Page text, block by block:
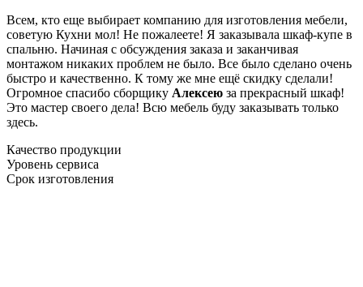
Всем, кто еще выбирает компанию для изготовления мебели,
советую Кухни мол! Не пожалеете! Я заказывала шкаф-купе в
спальню. Начиная с обсуждения заказа и заканчивая
монтажом никаких проблем не было. Все было сделано очень
быстро и качественно. К тому же мне ещё скидку сделали!
Огромное спасибо сборщику Алексею за прекрасный шкаф!
Это мастер своего дела! Всю мебель буду заказывать только
здесь.
Качество продукции
Уровень сервиса
Срок изготовления